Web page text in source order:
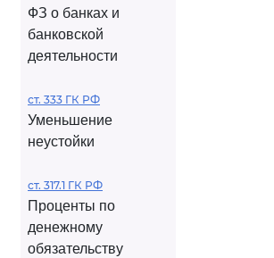
ФЗ о банках и
банковской
деятельности
ст. 333 ГК РФ
Уменьшение
неустойки
ст. 317.1 ГК РФ
Проценты по
денежному
обязательству